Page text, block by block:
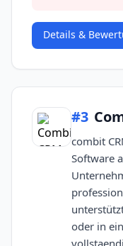
Details &
#3
combit
Software
oder in